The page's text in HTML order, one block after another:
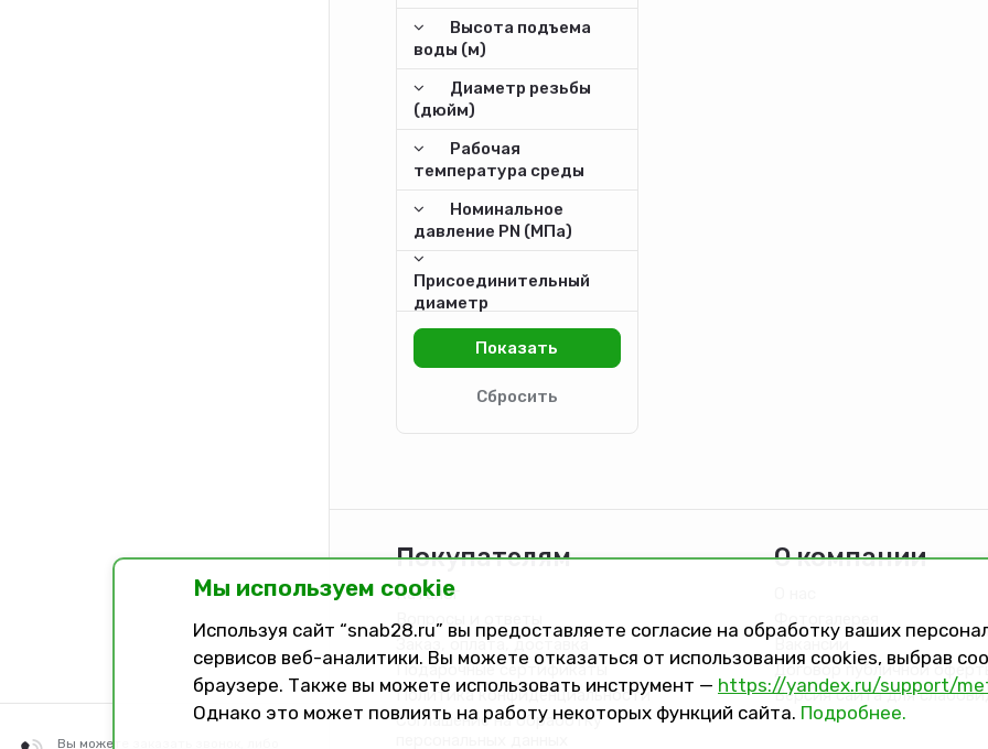
Вы можете заказать звонок, либо
Высота подъема
воды (м)
Диаметр резьбы
(дюйм)
Рабочая
температура среды
Номинальное
давление PN (МПа)
Присоединительный
диаметр
Покупателям
Каталог
Вопросы и ответы
Заказ, оплата, доставка
Подарочные сертификаты
Политика конфиденциальности
Соглашение на обработку
О компании
Фотогалерея
Вакансии
Договор публичной
Версия сайта для
Мы используем cookie
Используя сайт “snab28.ru” вы предоставляете согласие на обработку ваших
сервисов веб-аналитики. Вы можете отказаться от использования cookies, выбрав
браузере. Также вы можете использовать инструмент — https://yandex.ru/support/
Однако это может повлиять на работу некоторых функций сайта. Подробнее.